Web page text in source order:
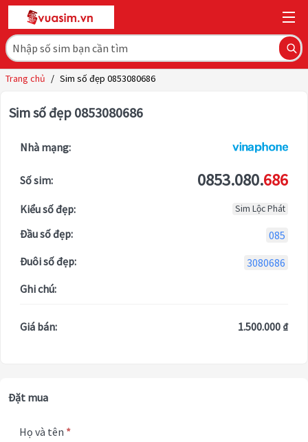
Trang chủ / Sim số đẹp 0853080686
Sim số đẹp 0853080686
Nhà mạng:
Số sim: 0853.080.686
Kiểu số đẹp: Sim Lộc Phát
Đầu số đẹp:
085
Đuôi số đẹp:
3080686
Ghi chú:
Giá bán: 1.500.000 ₫
Đặt mua
Họ và tên *